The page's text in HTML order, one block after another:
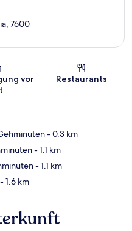
7600
vor
Restaurants
- 0.3 km
- 1.1 km
- 1.1 km
- 1.6 km